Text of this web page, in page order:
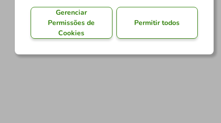
Gerenciar
Permissões de
Cookies
Permitir todos